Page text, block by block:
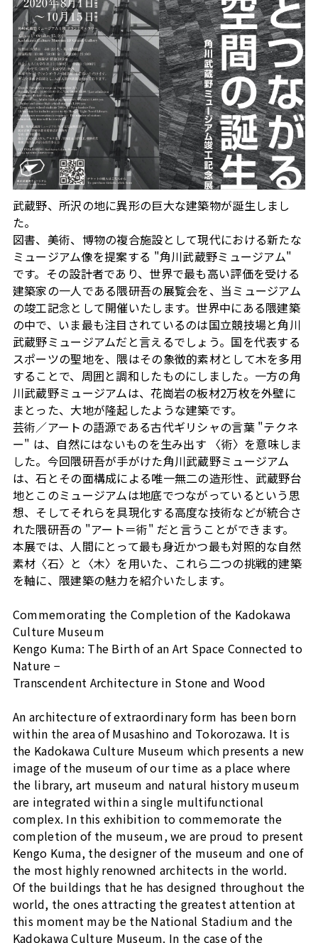
武蔵野、所沢の地に異形の巨大な建築物が誕生しまし
た。
図書、美術、博物の複合施設として現代における新たな
ミュージアム像を提案する "角川武蔵野ミュージアム"
です。その設計者であり、世界で最も高い評価を受ける
建築家の一人である隈研吾の展覧会を、当ミュージアム
の竣工記念として開催いたします。世界中にある隈建築
の中で、いま最も注目されているのは国立競技場と角川
武蔵野ミュージアムだと言えるでしょう。国を代表する
スポーツの聖地を、隈はその象徴的素材として木を多用
することで、周囲と調和したものにしました。一方の角
川武蔵野ミュージアムは、花崗岩の板材2万枚を外壁に
まとった、大地が隆起したような建築です。
芸術／アートの語源である古代ギリシャの言葉 "テクネ
ー" は、自然にはないものを生み出す 〈術〉を意味しま
した。今回隈研吾が手がけた角川武蔵野ミュージアム
は、石とその面構成による唯一無二の造形性、武蔵野台
地とこのミュージアムは地底でつながっているという思
想、そしてそれらを具現化する高度な技術などが統合さ
れた隈研吾の "アート＝術" だと言うことができます。
本展では、人間にとって最も身近かつ最も対照的な自然
素材〈石〉と〈木〉を用いた、これら二つの挑戦的建築
を軸に、隈建築の魅力を紹介いたします。
Commemorating the Completion of the Kadokawa
Culture Museum
Kengo Kuma: The Birth of an Art Space Connected to
Nature −
Transcendent Architecture in Stone and Wood
An architecture of extraordinary form has been born
within the area of Musashino and Tokorozawa. It is
the Kadokawa Culture Museum which presents a new
image of the museum of our time as a place where
the library, art museum and natural history museum
are integrated within a single multifunctional
complex. In this exhibition to commemorate the
completion of the museum, we are proud to present
Kengo Kuma, the designer of the museum and one of
the most highly renowned architects in the world.
Of the buildings that he has designed throughout the
world, the ones attracting the greatest attention at
this moment may be the National Stadium and the
Kadokawa Culture Museum. In the case of the